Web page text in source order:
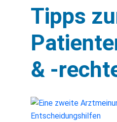
Tipps
& -